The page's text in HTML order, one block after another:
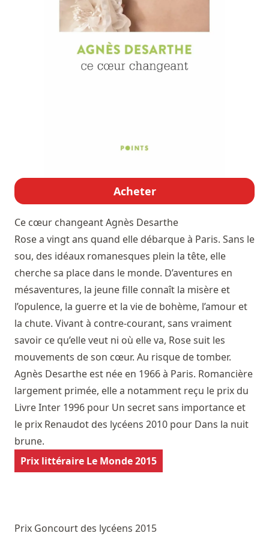
Acheter
Ce cœur changeantAgnès Desarthe
Rose a vingt ans quand elle débarque à Paris. Sans le
sou, des idéaux romanesques plein la tête, elle
cherche sa place dans le monde. D’aventures en
mésaventures, la jeune fille connaît la misère et
l’opulence, la guerre et la vie de bohème, l’amour et
la chute. Vivant à contre-courant, sans vraiment
savoir ce qu’elle veut ni où elle va, Rose suit les
mouvements de son cœur. Au risque de tomber.
Agnès Desarthe est née en 1966 à Paris. Romancière
largement primée, elle a notamment reçu le prix du
Livre Inter 1996 pour Un secret sans importance et
le prix Renaudot des lycéens 2010 pour Dans la nuit
brune.
Prix littéraire Le Monde 2015
Prix Goncourt des lycéens 2015